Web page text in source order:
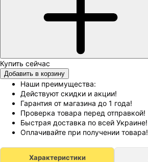
Добавить в корзину
Наши преимущества:
Действуют скидки и акции!
Гарантия от магазина до 1 года!
Проверка товара перед отправкой!
Быстрая доставка по всей Украине!
Оплачивайте при получении товара!
Характеристики